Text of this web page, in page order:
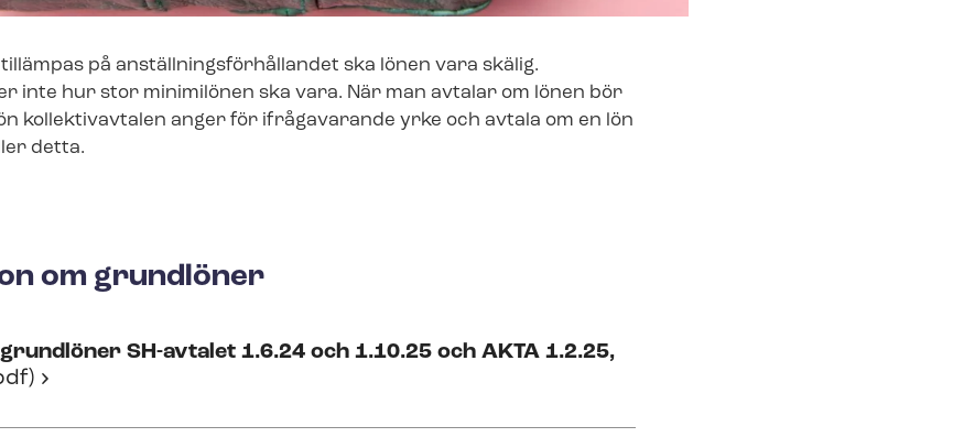
på an­ställ­nings­för­hål­lan­det ska lönen vara skälig.
inte hur stor minimilönen ska vara. När man avtalar om lönen bör
kollektivavtalen anger för ifrågavarande yrke och avtala om en lön
detta.
om grundlöner
SH-avtalet 1.6.24 och 1.10.25 och AKTA 1.2.25,